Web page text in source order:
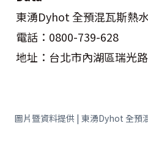
東湧Dyhot 全預混瓦斯熱
電話：0800-739-628
地址：台北市內湖區瑞光
圖片暨資料提供 | 東湧Dyhot 全預